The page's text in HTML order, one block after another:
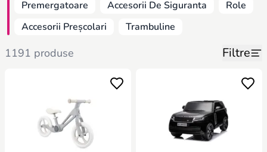
Premergatoare
Accesorii De Siguranta
Role
Accesorii Preșcolari
Trambuline
1191 produse Filtre